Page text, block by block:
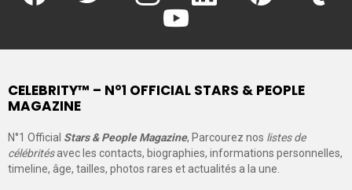
youtube
CELEBRITY™ – N°1 OFFICIAL STARS & PEOPLE
MAGAZINE
N°1 Official Stars & People Magazine, Parcourez nos listes de
célébritésavec les contacts, biographies, informations personnelles,
timeline, âge, tailles, photos rares et actualités a la une.